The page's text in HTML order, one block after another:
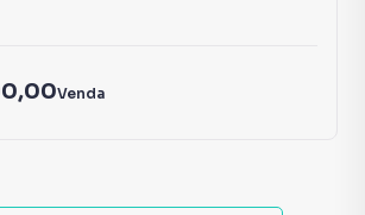
Venda